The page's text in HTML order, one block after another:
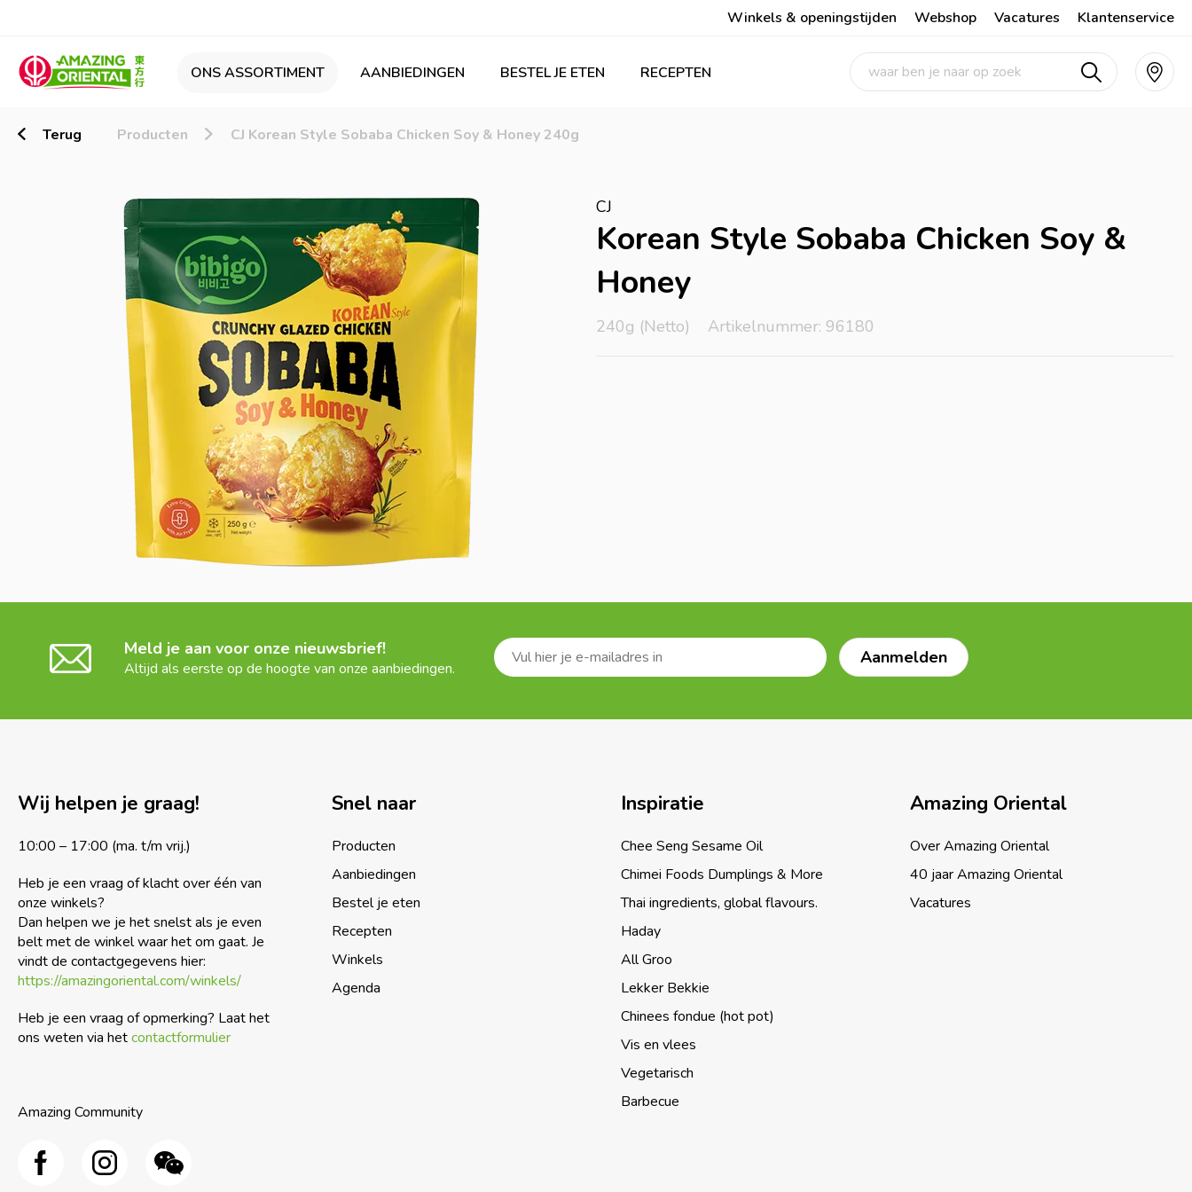
Winkels & openingstijden Webshop Vacatures Klantenservice
ONS ASSORTIMENT AANBIEDINGEN BESTEL JE ETEN RECEPTEN
Terug Producten CJ Korean Style Sobaba Chicken Soy & Honey 240g
CJ
Korean Style Sobaba Chicken Soy &
Honey
240g (Netto) Artikelnummer: 96180
Meld je aan voor onze nieuwsbrief!
Altijd als eerste op de hoogte van onze aanbiedingen.
Wij helpen je graag!
10:00 – 17:00 (ma. t/m vrij.)
Heb je een vraag of klacht over één van
onze winkels?
Dan helpen we je het snelst als je even
belt met de winkel waar het om gaat. Je
vindt de contactgegevens hier:
https://amazingoriental.com/winkels/
Heb je een vraag of opmerking? Laat het
ons weten via hetcontactformulier
Amazing Community
Snel naar
Producten
Aanbiedingen
Bestel je eten
Recepten
Winkels
Agenda
Inspiratie
Chee Seng Sesame Oil
Chimei Foods Dumplings & More
Thai ingredients, global flavours.
Haday
All Groo
Lekker Bekkie
Chinees fondue (hot pot)
Vis en vlees
Vegetarisch
Barbecue
Amazing Oriental
Over Amazing Oriental
40 jaar Amazing Oriental
Vacatures